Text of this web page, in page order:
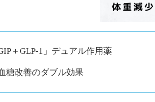
＋GLP-1」デュアル作用薬
糖改善のダブル効果